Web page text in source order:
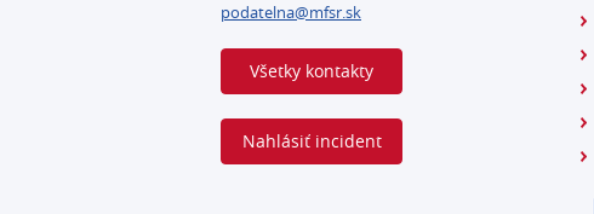
podatelna@mfsr.sk
Všetky kontakty
Nahlásiť incident